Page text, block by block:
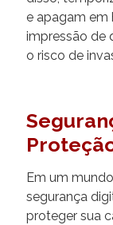
e apagam em
impressão de
o risco de
Em um
segurança
proteger sua